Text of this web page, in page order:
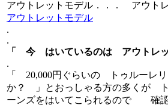
アウトレットモデル．．． アウト
アウトレットモデル
.
.
「 今 はいているのは アウトレ
.
「 20,000円ぐらいの トゥルーレ
か？ 」とおっしゃる方の多くが
ーンズをはいてこられるので 確